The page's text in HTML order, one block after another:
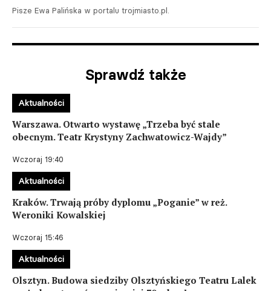
Pisze Ewa Palińska w portalu trojmiasto.pl.
Sprawdź także
Warszawa. Otwarto wystawę „Trzeba być stale
obecnym. Teatr Krystyny Zachwatowicz-Wajdy”
Wczoraj 19:40
Aktualności
Kraków. Trwają próby dyplomu „Poganie” w reż.
Weroniki Kowalskiej
Wczoraj 15:46
Aktualności
Olsztyn. Budowa siedziby Olsztyńskiego Teatru Lalek
Aktualności